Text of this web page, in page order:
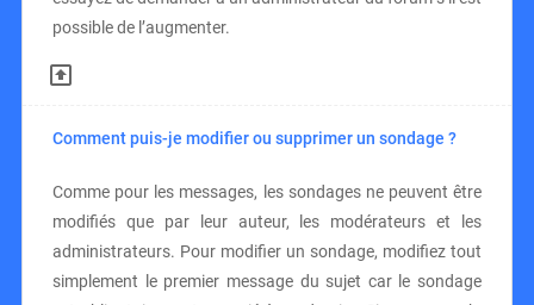
possible de l’augmenter.
Comment puis-je modifier ou supprimer un sondage ?
Comme pour les messages, les sondages ne peuvent être
modifiés que par leur auteur, les modérateurs et les
administrateurs. Pour modifier un sondage, modifiez tout
simplement le premier message du sujet car le sondage